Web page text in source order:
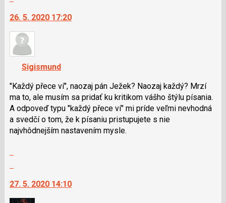
nový
názor
další
nový
názor.
navigaci
lze
použít
i
klávesy
N
pro
předchozí
nový
26. 5. 2020 17:20
Sigismund
"Každý přece ví", naozaj pán Ježek? Naozaj každý? Mrzí
ma to, ale musím sa pridať ku kritikom vášho štýlu písania.
A odpoveď typu "každý přece ví" mi príde veľmi nevhodná
a svedčí o tom, že k písaniu pristupujete s nie
najvhôdnejším nastavením mysle.
další
nový
27. 5. 2020 14:10